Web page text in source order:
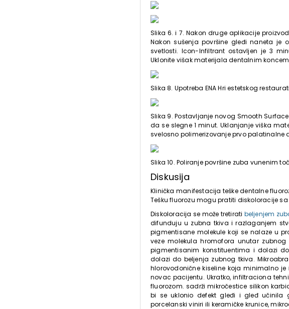
Slika 6. i 7. Nakon druge aplikacije
Nakon sušenja površine gleđi naneta je
svetlosti. Icon-Infiltrant ostavljen je 3
Uklonite višak materijala dentalnim
Slika 8. Upotreba ENA Hri estetskog
Slika 9. Postavljanje novog Smooth
da se slegne 1 minut. Uklanjanje viška
svelosno polimerizovanje prvo palatinalne
Slika 10. Poliranje površine zuba vunenim
Diskusija
Klinička manifestacija teške dentalne
Tešku fluorozu mogu pratiti diskoloracije
Diskoloracija se može tretirati beljenjem
difunduju u zubna tkiva i razlaganjem
pigmentisane molekule koji se nalaze u
veze molekula hromofora unutar
pigmentisanim konstituentima i dolazi
dolazi do beljenja zubnog tkiva.
hlorovodonične kiseline koja minimalno
novac pacijentu. Ukratko, infiltraciona
fluorozom. sadrži mikročestice silikon
bi se uklonio defekt gleđi i gleđ učinila
porcelanski viniri ili keramičke krunice,